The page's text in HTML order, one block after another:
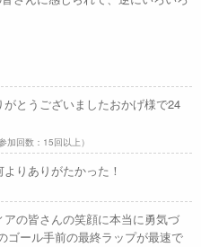
とうございましたおかげ様で24
回数：15回以上）
りありがたかった！
の皆さんの笑顔に本当に勇気づ
ゴール手前の最終ラップが最速で